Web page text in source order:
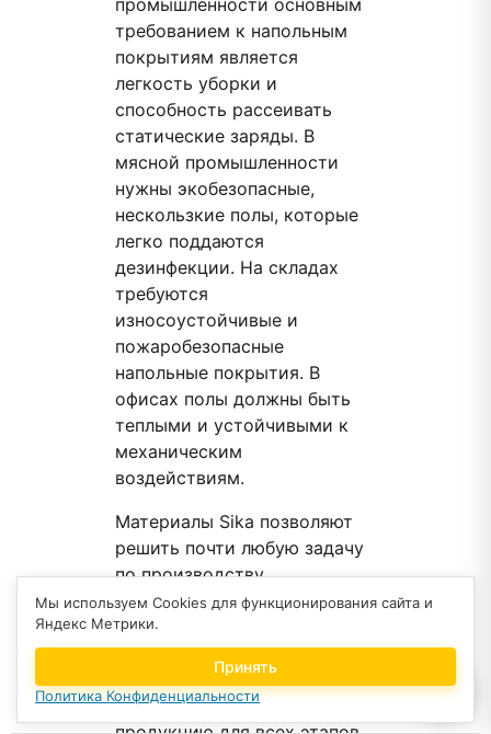
промышленности основным
требованием к напольным
покрытиям является
легкость уборки и
способность рассеивать
статические заряды. В
мясной промышленности
нужны экобезопасные,
нескользкие полы, которые
легко поддаются
дезинфекции. На складах
требуются
износоустойчивые и
пожаробезопасные
напольные покрытия. В
офисах полы должны быть
теплыми и устойчивыми к
механическим
воздействиям.
Материалы Sika позволяют
решить почти любую задачу
по производству
промышленных напольных
покрытий для разных
складских помещений, сфер
промышленности, балконов и
пр. Компания выпускает
Мы используем Cookies для функционирования сайта и
Яндекс Метрики.
Принять
Политика Конфиденциальности